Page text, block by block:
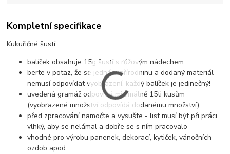
Kompletní specifikace
Kukuřičné šustí
balíček obsahuje 15g šustí s růžovým nádechem
berte v potaz, že se jedná o přírodninu a dodaný materiál
nemusí odpovídat vyobrazení, každý balíček je jedinečný!
uvedená gramáž odpovídá minimálně 15ti kusům
(vyobrazené množství odpovídá dodanému množství)
před zpracování namočte a vysušte - list musí být při práci
vlhký, aby se nelámal a dobře se s ním pracovalo
vhodné pro výrobu panenek, dekorací, kytiček, vánočních
ozdob apod.